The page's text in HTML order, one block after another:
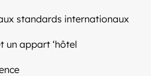
standards internationaux
un appart ‘hôtel